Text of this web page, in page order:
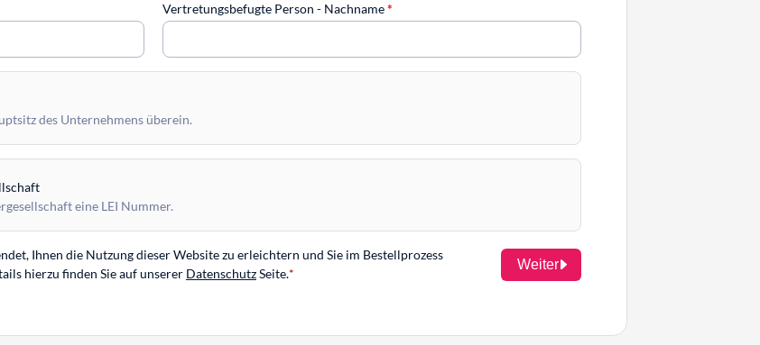
Vertretungsbefugte Person - Nachname*
des Unternehmens überein.
eine LEI Nummer.
Ihnen die Nutzung dieser Website zu erleichtern und Sie im Bestellprozess
hierzu finden Sie auf unserer DatenschutzSeite.
Weiter